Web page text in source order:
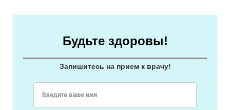
Будьте здоровы!
Запишитесь на прием к врачу!
Введите ваше имя